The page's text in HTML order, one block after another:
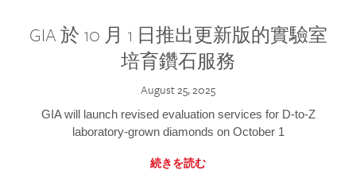
GIA 於 10 月 1 日推出更新版的實驗室
培育鑽石服務
August 25, 2025
GIA will launch revised evaluation services for D-to-Z
laboratory-grown diamonds on October 1
続きを読む